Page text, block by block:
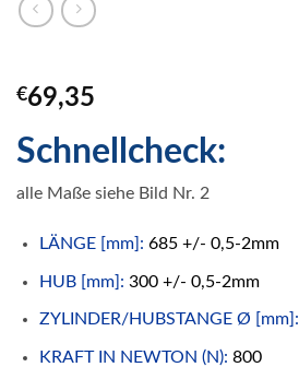
€69,35
Schnellcheck:
alle Maße siehe Bild Nr. 2
LÄNGE [mm]: 685 +/- 0,5-2mm
HUB [mm]: 300 +/- 0,5-2mm
ZYLINDER/HUBSTANGE Ø [mm]:
KRAFT IN NEWTON (N): 800